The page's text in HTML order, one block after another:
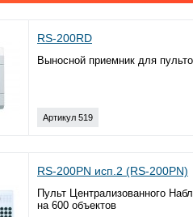
RS-200RD
Выносной приемник для
Артикул 519
RS-200PN исп.2 (RS-200PN)
Пульт Централизованного
на 600 объектов